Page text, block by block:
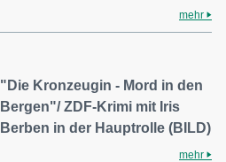
mehr
"Die Kronzeugin - Mord in den
Bergen"/ ZDF-Krimi mit Iris
Berben in der Hauptrolle (BILD)
mehr